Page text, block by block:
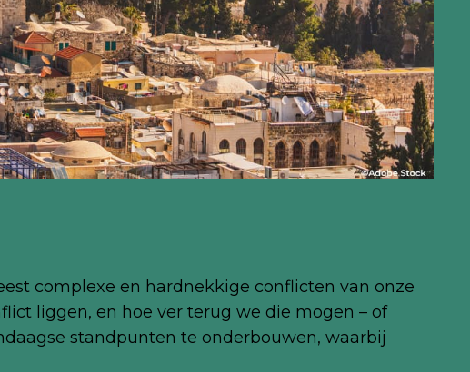
complexe en hardnekkige conflicten van onze
liggen, en hoe ver terug we die mogen – of
standpunten te onderbouwen, waarbij